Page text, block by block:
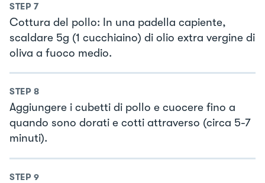
STEP 7
Cottura del pollo: In una padella capiente,
scaldare 5g (1 cucchiaino) di olio extra vergine di
oliva a fuoco medio.
STEP 8
Aggiungere i cubetti di pollo e cuocere fino a
quando sono dorati e cotti attraverso (circa 5-7
minuti).
STEP 9